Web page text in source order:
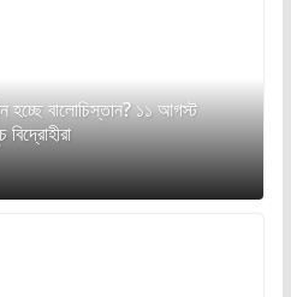
হচ্ছে বালোচিস্তান? ১১ আগস্ট